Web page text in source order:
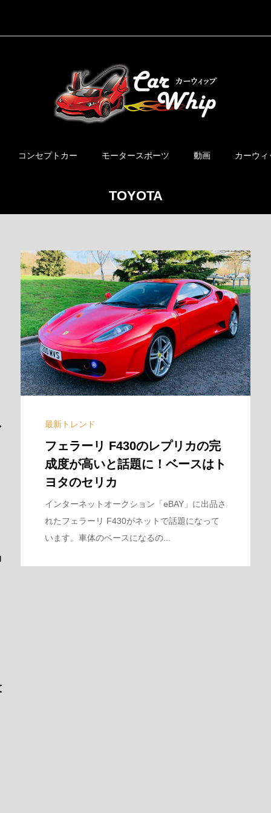
コンセプトカー モータースポーツ 動画 カーウ
TOYOTA
最新トレンド
フェラーリ F430のレプリカの完
成度が高いと話題に！ベースはト
ヨタのセリカ
インターネットオークション「eBAY」に出品さ
れたフェラーリ F430がネットで話題になって
います。車体のベースになるの...